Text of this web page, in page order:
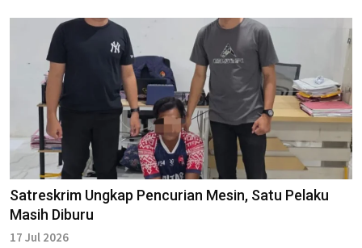
Satreskrim Ungkap Pencurian Mesin, Satu Pelaku
Masih Diburu
17 Jul 2026